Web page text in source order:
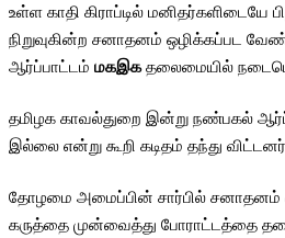
உள்ள காதி கிராப்டில் மனிதர்களிடையே
நிறுவுகின்ற சனாதனம் ஒழிக்கப்பட
ஆர்ப்பாட்டம் மகஇகதலைமையில்
தமிழக காவல்துறை இன்று நண்பகல்
இல்லை என்று கூறி கடிதம் தந்து
தோழமை அமைப்பின் சார்பில் சனாதனம்
கருத்தை முன்வைத்து போராட்டத்தை